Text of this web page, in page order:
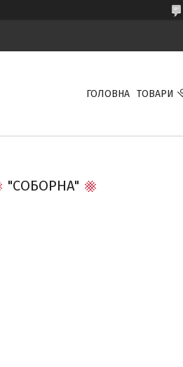
ГОЛОВНА ТОВАРИ
"СОБОРНА"